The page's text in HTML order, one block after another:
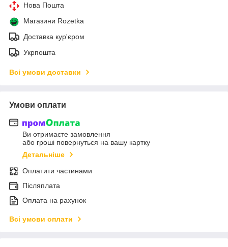
Нова Пошта
Магазини Rozetka
Доставка кур'єром
Укрпошта
Всі умови доставки
Умови оплати
Ви отримаєте замовлення
або гроші повернуться на вашу картку
Детальніше
Оплатити частинами
Післяплата
Оплата на рахунок
Всі умови оплати